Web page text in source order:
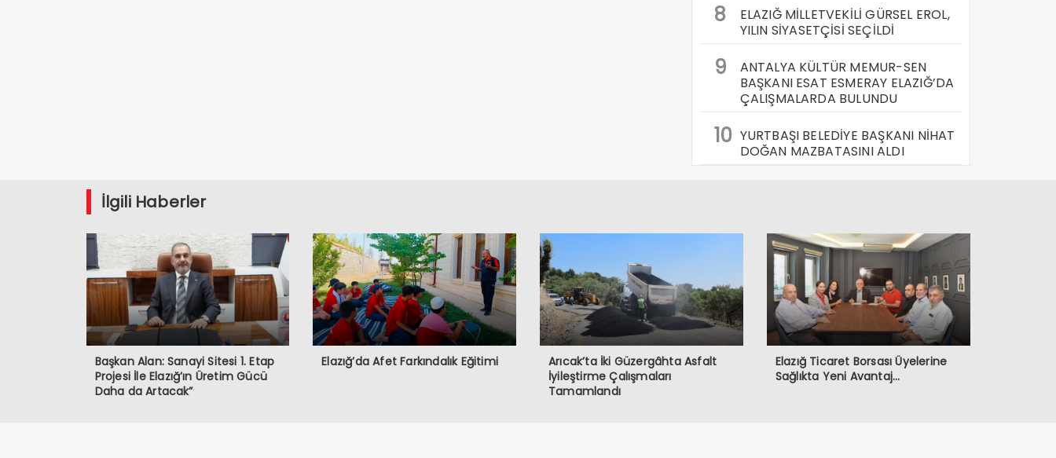
8
ELAZIĞ MİLLETVEKİLİ GÜRSEL EROL,
YILIN SİYASETÇİSİ SEÇİLDİ
9
ANTALYA KÜLTÜR MEMUR-SEN
BAŞKANI ESAT ESMERAY ELAZIĞ’DA
ÇALIŞMALARDA BULUNDU
10 YURTBAŞI BELEDİYE BAŞKANI NİHAT
DOĞAN MAZBATASINI ALDI
İlgili Haberler
Başkan Alan: Sanayi Sitesi 1. Etap
Projesi İle Elazığ’ın Üretim Gücü
Daha da Artacak”
Elazığ’da Afet Farkındalık Eğitimi
Arıcak’ta İki Güzergâhta Asfalt
İyileştirme Çalışmaları
Tamamlandı
Elazığ Ticaret Borsası Üyelerine
Sağlıkta Yeni Avantaj…